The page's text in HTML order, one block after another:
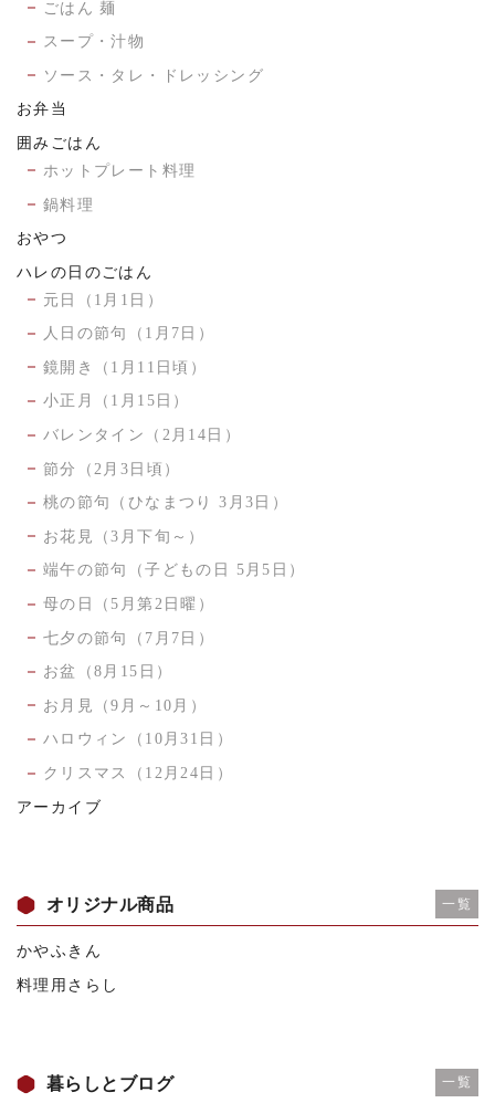
ごはん 麺
スープ・汁物
ソース・タレ・ドレッシング
お弁当
囲みごはん
ホットプレート料理
鍋料理
おやつ
ハレの日のごはん
元日（1月1日）
人日の節句（1月7日）
鏡開き（1月11日頃）
小正月（1月15日）
バレンタイン（2月14日）
節分（2月3日頃）
桃の節句（ひなまつり 3月3日）
お花見（3月下旬～）
端午の節句（子どもの日 5月5日）
母の日（5月第2日曜）
七夕の節句（7月7日）
お盆（8月15日）
お月見（9月～10月）
ハロウィン（10月31日）
クリスマス（12月24日）
アーカイブ
オリジナル商品 一覧
かやふきん
料理用さらし
暮らしとブログ 一覧